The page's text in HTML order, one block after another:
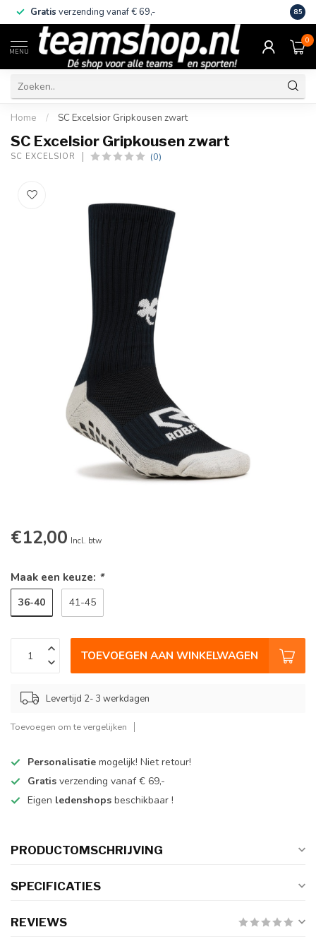
Gratis verzending vanaf € 69,- Eigen
8.5
MENU
0
Home / SC Excelsior Gripkousen zwart
SC Excelsior Gripkousen zwart
SC EXCELSIOR (0)
€12,00 Incl. btw
Maak een keuze: *
36-40 41-45
TOEVOEGEN AAN WINKELWAGEN
Levertijd 2- 3 werkdagen
Toevoegen om te vergelijken
Personalisatie mogelijk! Niet retour!
Gratis verzending vanaf € 69,-
Eigen ledenshops beschikbaar !
PRODUCTOMSCHRIJVING
SPECIFICATIES
REVIEWS